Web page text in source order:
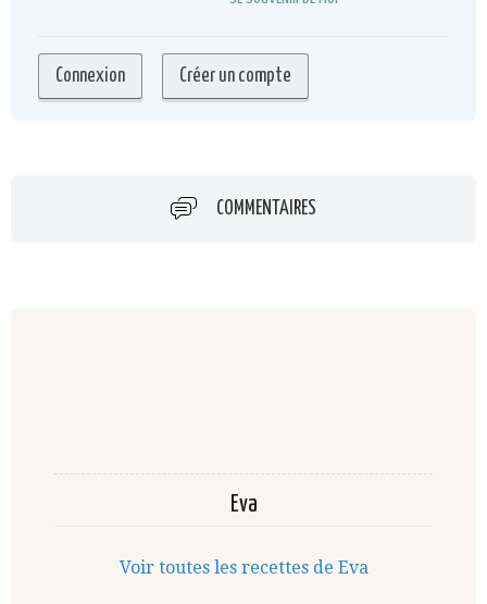
COMMENTAIRES
Eva
Voir toutes les recettes de Eva